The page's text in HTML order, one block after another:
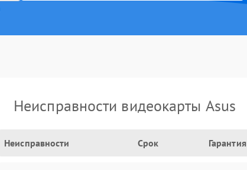
Неисправности видеокарты Asus
Неисправности Срок Гарантия